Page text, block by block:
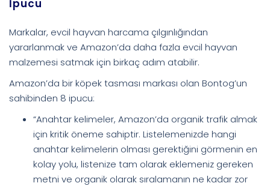
İpucu
Markalar, evcil hayvan harcama çılgınlığından
yararlanmak ve Amazon’da daha fazla evcil hayvan
malzemesi satmak için birkaç adım atabilir.
Amazon’da bir köpek tasması markası olan Bontog’un
sahibinden 8 ipucu:
“Anahtar kelimeler, Amazon’da organik trafik almak
için kritik öneme sahiptir. Listelemenizde hangi
anahtar kelimelerin olması gerektiğini görmenin en
kolay yolu, listenize tam olarak eklemeniz gereken
metni ve organik olarak sıralamanın ne kadar zor